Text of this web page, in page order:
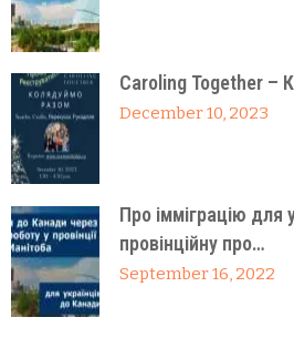
Caroling Together –
December 10, 2023
Про імміграцію для
провінційну про…
September 16, 2022